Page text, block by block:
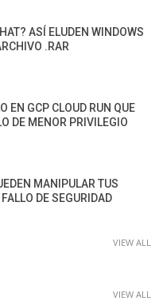
ASÍ ELUDEN WINDOWS
.RAR
EN GCP CLOUD RUN QUE
DE MENOR PRIVILEGIO
MANIPULAR TUS
DE SEGURIDAD
VIEW ALL
VIEW ALL